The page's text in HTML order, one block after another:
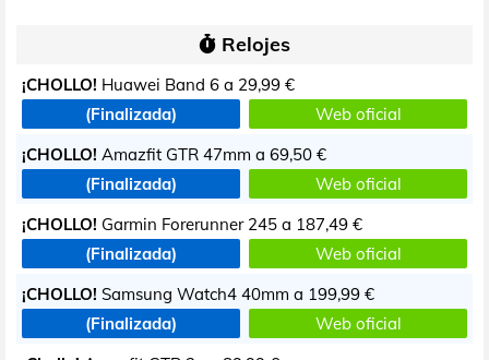
Relojes
¡CHOLLO! Huawei Band 6 a 29,99 €
(Finalizada)
Web oficial
¡CHOLLO! Amazfit GTR 47mm a 69,50 €
(Finalizada)
Web oficial
¡CHOLLO! Garmin Forerunner 245 a 187,49 €
(Finalizada)
Web oficial
¡CHOLLO! Samsung Watch4 40mm a 199,99 €
(Finalizada)
Web oficial